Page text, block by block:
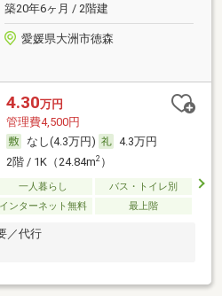
築20年6ヶ月 / 2階建
愛媛県大洲市徳森
4.30万円
管理費4,500円
なし(4.3万円)
4.3万円
2階 / 1K（24.84m2）
一人暮らし
バス・トイレ別
インターネット無料 最上階
／代行